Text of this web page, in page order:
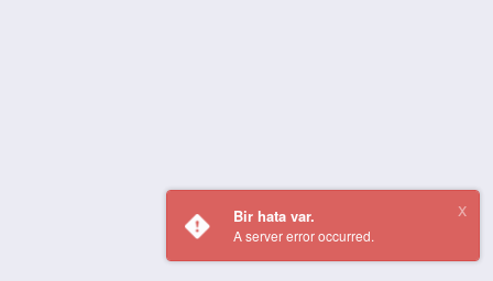
Bir hata var.
A server error occurred.